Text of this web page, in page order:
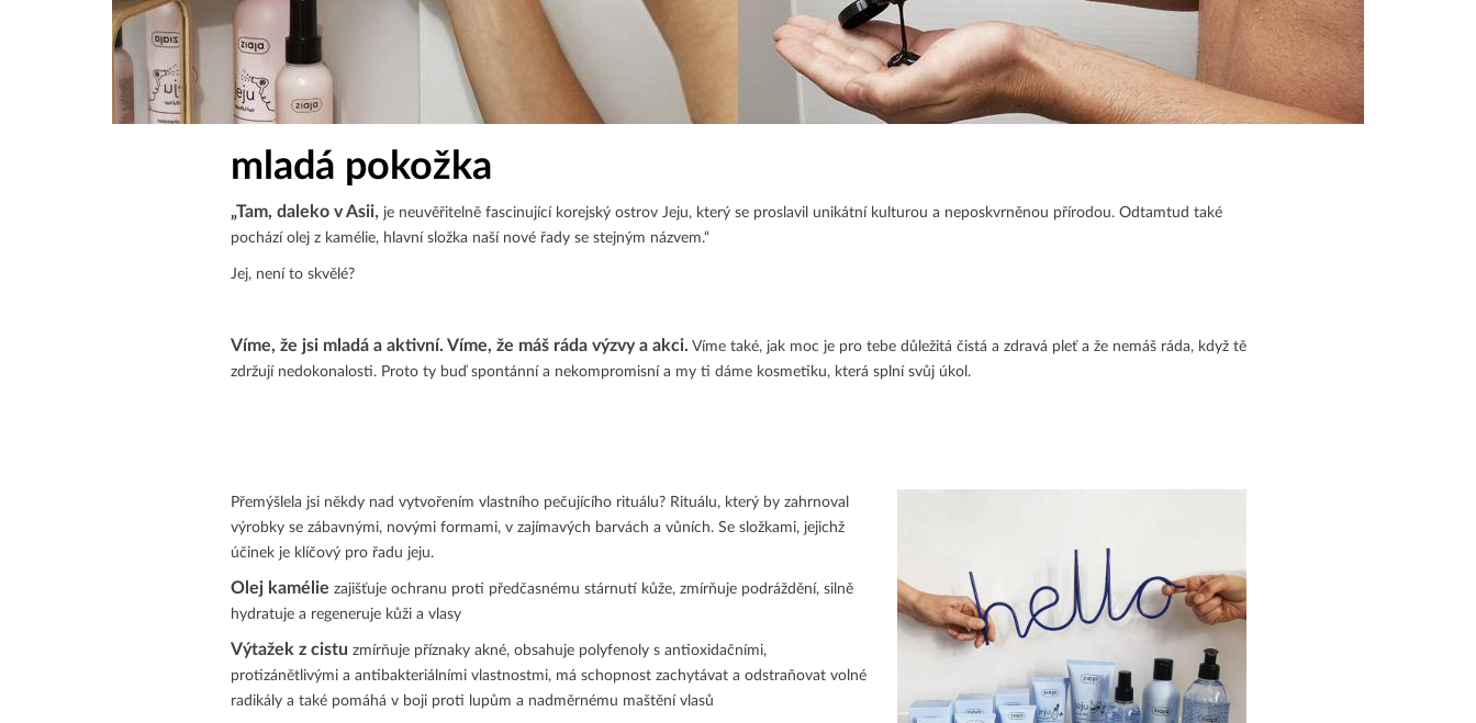
mladá pokožka
„Tam, daleko v Asii, je neuvěřitelně fascinující korejský ostrov Jeju, který se proslavil unikátní kulturou a neposkvrněnou přírodou. Odtamtud také
pochází olej z kamélie, hlavní složka naší nové řady se stejným názvem.“
Jej, není to skvělé?
Víme, že jsi mladá a aktivní. Víme, že máš ráda výzvy a akci. Víme také, jak moc je pro tebe důležitá čistá a zdravá pleť a že nemáš ráda, když tě
zdržují nedokonalosti. Proto ty buď spontánní a nekompromisní a my ti dáme kosmetiku, která splní svůj úkol.
Přemýšlela jsi někdy nad vytvořením vlastního pečujícího rituálu? Rituálu, který by zahrnoval
výrobky se zábavnými, novými formami, v zajímavých barvách a vůních. Se složkami, jejichž
účinek je klíčový pro řadu jeju.
Olej kamélie zajišťuje ochranu proti předčasnému stárnutí kůže, zmírňuje podráždění, silně
hydratuje a regeneruje kůži a vlasy
Výtažek z cistu zmírňuje příznaky akné, obsahuje polyfenoly s antioxidačními,
protizánětlivými a antibakteriálními vlastnostmi, má schopnost zachytávat a odstraňovat volné
radikály a také pomáhá v boji proti lupům a nadměrnému maštění vlasů